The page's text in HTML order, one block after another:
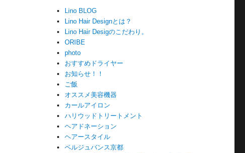
Lino BLOG
Lino Hair Designとは？
Lino Hair Desigのこだわり。
ORIBE
photo
おすすめドライヤー
お知らせ！！
ご飯
オススメ美容機器
カールアイロン
ハリウッドトリートメント
ヘアドネーション
ヘアースタイル
ベルジュバンス京都